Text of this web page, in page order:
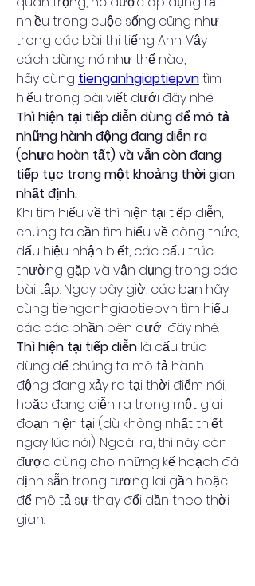
nhiều trong cuộc sống cũng như
trong các bài thi tiếng Anh. Vậy
cách dùng nó như thế nào,
hãy cùng tienganhgiaptiepvn tìm
hiểu trong bài viết dưới đây nhé.
Thì hiện tại tiếp diễn dùng để mô tả
những hành động đang diễn ra
(chưa hoàn tất) và vẫn còn đang
tiếp tục trong một khoảng thời gian
nhất định.
Khi tìm hiểu về thì hiện tại tiếp diễn,
chúng ta cần tìm hiểu về công thức,
dấu hiệu nhận biết, các cấu trúc
thường gặp và vận dụng trong các
bài tập. Ngay bây giờ, các bạn hãy
cùng tienganhgiaotiepvn tìm hiểu
các các phần bên dưới đây nhé.
Thì hiện tại tiếp diễn là cấu trúc
dùng để chúng ta mô tả hành
động đang xảy ra tại thời điểm nói,
hoặc đang diễn ra trong một giai
đoạn hiện tại (dù không nhất thiết
ngay lúc nói). Ngoài ra, thì này còn
được dùng cho những kế hoạch đã
định sẵn trong tương lai gần hoặc
để mô tả sự thay đổi dần theo thời
gian.